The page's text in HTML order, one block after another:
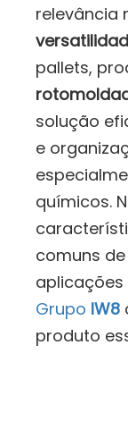
relevância
pallets,
solução
e
químicos.
comuns
Grupo IW8
produto